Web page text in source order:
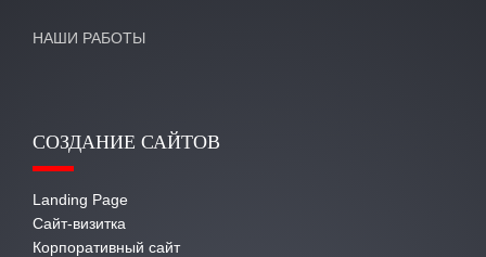
НАШИ РАБОТЫ
СОЗДАНИЕ САЙТОВ
Landing Page
Сайт-визитка
Корпоративный сайт